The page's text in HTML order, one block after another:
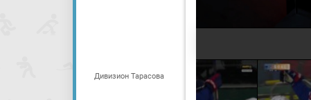
Дивизион Тарасова